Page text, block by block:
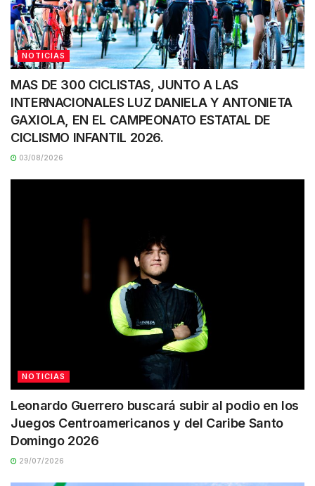
NOTICIAS
MAS DE 300 CICLISTAS, JUNTO A LAS
INTERNACIONALES LUZ DANIELA Y ANTONIETA
GAXIOLA, EN EL CAMPEONATO ESTATAL DE
CICLISMO INFANTIL 2026.
03/08/2026
NOTICIAS
Leonardo Guerrero buscará subir al podio en los
Juegos Centroamericanos y del Caribe Santo
Domingo 2026
29/07/2026